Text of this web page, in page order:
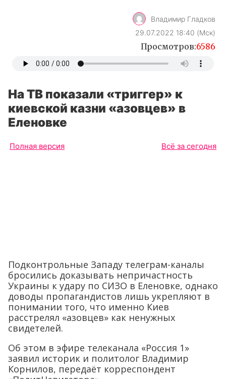
На ТВ показали «триггер» к
киевской казни «азовцев» в
Полная версия Всё за сегодня
понимании того, что именно Киев
расстрелял «азовцев» как ненужных
свидетелей.
Об этом в эфире телеканала «Россия 1»
заявил историк и политолог Владимир
Корнилов, передаёт корреспондент
«ПолитНавигатора».